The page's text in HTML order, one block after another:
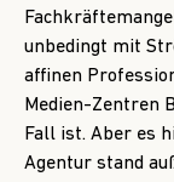
unbedingt mit
affinen
Medien-Zentren
Fall ist. Aber es
Agentur stand